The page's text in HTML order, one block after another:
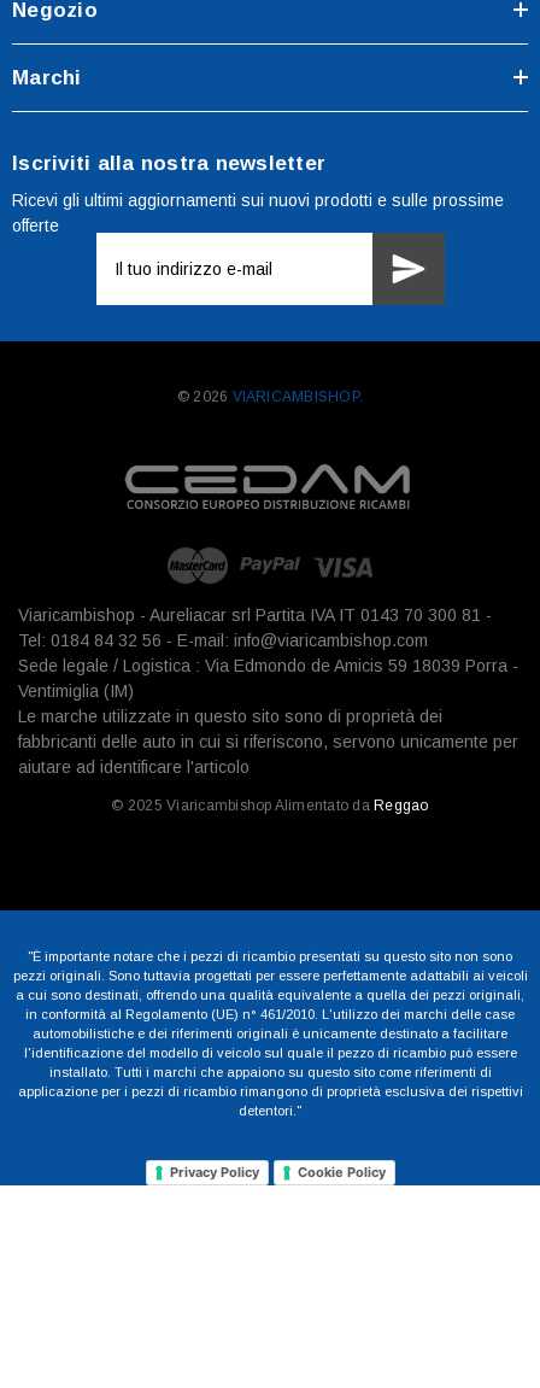
Negozio
Marchi
Iscriviti alla nostra newsletter
Ricevi gli ultimi aggiornamenti sui nuovi prodotti e sulle prossime
offerte
mail
© 2026 VIARICAMBISHOP.
Viaricambishop - Aureliacar srl Partita IVA IT 0143 70 300 81 -
Tel: 0184 84 32 56 - E-mail: info@viaricambishop.com
Sede legale / Logistica : Via Edmondo de Amicis 59 18039 Porra -
Ventimiglia (IM)
Le marche utilizzate in questo sito sono di proprietà dei
fabbricanti delle auto in cui si riferiscono, servono unicamente per
aiutare ad identificare l'articolo
© 2025 Viaricambishop Alimentato da Reggao
"È importante notare che i pezzi di ricambio presentati su questo sito non sono
pezzi originali. Sono tuttavia progettati per essere perfettamente adattabili ai veicoli
a cui sono destinati, offrendo una qualità equivalente a quella dei pezzi originali,
in conformità al Regolamento (UE) n° 461/2010. L'utilizzo dei marchi delle case
automobilistiche e dei riferimenti originali è unicamente destinato a facilitare
l'identificazione del modello di veicolo sul quale il pezzo di ricambio può essere
installato. Tutti i marchi che appaiono su questo sito come riferimenti di
applicazione per i pezzi di ricambio rimangono di proprietà esclusiva dei rispettivi
detentori."
Privacy Policy Cookie Policy